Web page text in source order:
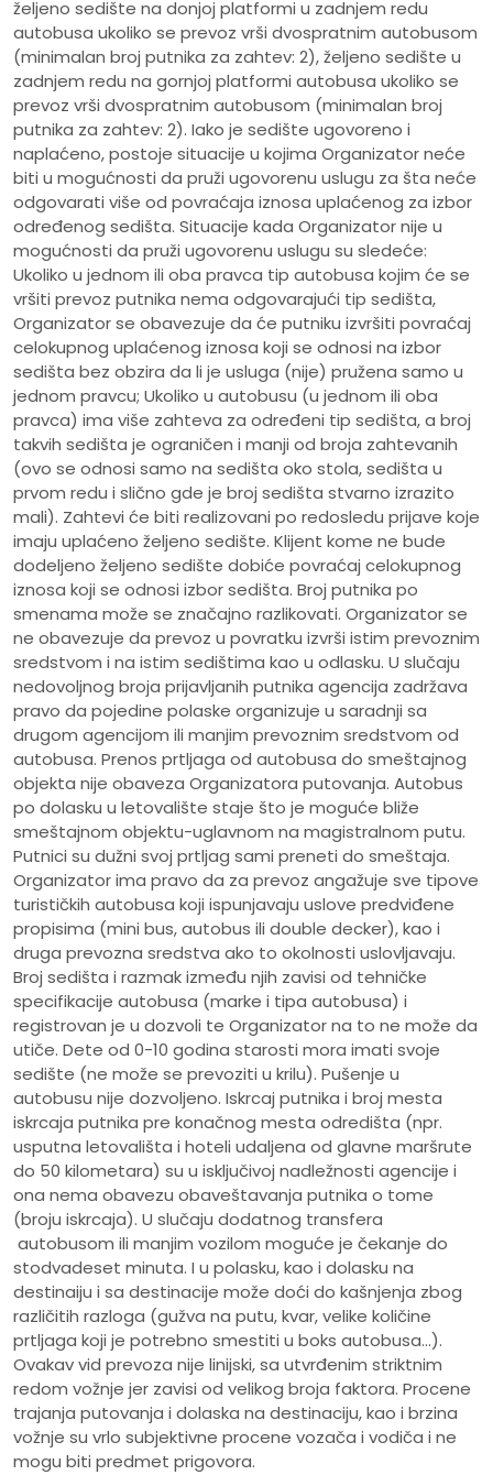
željeno sedište na donjoj platformi u zadnjem redu
autobusa ukoliko se prevoz vrši dvospratnim autobusom
(minimalan broj putnika za zahtev: 2), željeno sedište u
zadnjem redu na gornjoj platformi autobusa ukoliko se
prevoz vrši dvospratnim autobusom (minimalan broj
putnika za zahtev: 2). Iako je sedište ugovoreno i
naplaćeno, postoje situacije u kojima Organizator neće
biti u mogućnosti da pruži ugovorenu uslugu za šta neće
odgovarati više od povraćaja iznosa uplaćenog za izbor
određenog sedišta. Situacije kada Organizator nije u
mogućnosti da pruži ugovorenu uslugu su sledeće:
Ukoliko u jednom ili oba pravca tip autobusa kojim će se
vršiti prevoz putnika nema odgovarajući tip sedišta,
Organizator se obavezuje da će putniku izvršiti povraćaj
celokupnog uplaćenog iznosa koji se odnosi na izbor
sedišta bez obzira da li je usluga (nije) pružena samo u
jednom pravcu; Ukoliko u autobusu (u jednom ili oba
pravca) ima više zahteva za određeni tip sedišta, a broj
takvih sedišta je ograničen i manji od broja zahtevanih
(ovo se odnosi samo na sedišta oko stola, sedišta u
prvom redu i slično gde je broj sedišta stvarno izrazito
mali). Zahtevi će biti realizovani po redosledu prijave koje
imaju uplaćeno željeno sedište. Klijent kome ne bude
dodeljeno željeno sedište dobiće povraćaj celokupnog
iznosa koji se odnosi izbor sedišta. Broj putnika po
smenama može se značajno razlikovati. Organizator se
ne obavezuje da prevoz u povratku izvrši istim prevoznim
sredstvom i na istim sedištima kao u odlasku. U slučaju
nedovoljnog broja prijavljanih putnika agencija zadržava
pravo da pojedine polaske organizuje u saradnji sa
drugom agencijom ili manjim prevoznim sredstvom od
autobusa. Prenos prtljaga od autobusa do smeštajnog
objekta nije obaveza Organizatora putovanja. Autobus
po dolasku u letovalište staje što je moguće bliže
smeštajnom objektu-uglavnom na magistralnom putu.
Putnici su dužni svoj prtljag sami preneti do smeštaja.
Organizator ima pravo da za prevoz angažuje sve tipove
turističkih autobusa koji ispunjavaju uslove predviđene
propisima (mini bus, autobus ili double decker), kao i
druga prevozna sredstva ako to okolnosti uslovljavaju.
Broj sedišta i razmak između njih zavisi od tehničke
specifikacije autobusa (marke i tipa autobusa) i
registrovan je u dozvoli te Organizator na to ne može da
utiče. Dete od 0-10 godina starosti mora imati svoje
sedište (ne može se prevoziti u krilu). Pušenje u
autobusu nije dozvoljeno. Iskrcaj putnika i broj mesta
iskrcaja putnika pre konačnog mesta odredišta (npr.
usputna letovališta i hoteli udaljena od glavne maršrute
do 50 kilometara) su u isključivoj nadležnosti agencije i
ona nema obavezu obaveštavanja putnika o tome
(broju iskrcaja). U slučaju dodatnog transfera
autobusom ili manjim vozilom moguće je čekanje do
stodvadeset minuta. I u polasku, kao i dolasku na
destinaiju i sa destinacije može doći do kašnjenja zbog
različitih razloga (gužva na putu, kvar, velike količine
prtljaga koji je potrebno smestiti u boks autobusa...).
Ovakav vid prevoza nije linijski, sa utvrđenim striktnim
redom vožnje jer zavisi od velikog broja faktora. Procene
trajanja putovanja i dolaska na destinaciju, kao i brzina
vožnje su vrlo subjektivne procene vozača i vodiča i ne
mogu biti predmet prigovora.